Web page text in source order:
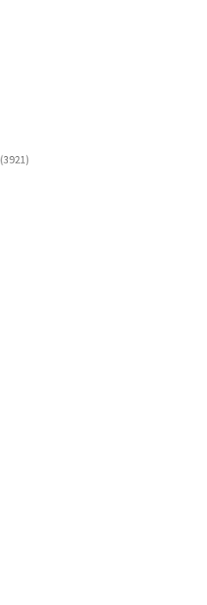
(3921)